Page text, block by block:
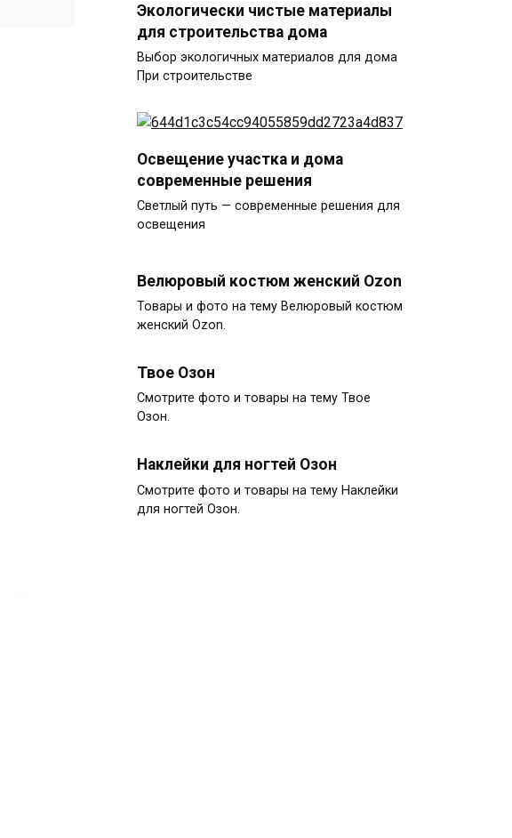
Экологически чистые материалы
для строительства дома
Выбор экологичных материалов для дома
При строительстве
Освещение участка и дома
современные решения
Светлый путь — современные решения для
освещения
Велюровый костюм женский Ozon
Товары и фото на тему Велюровый костюм
женский Ozon.
Твое Озон
Смотрите фото и товары на тему Твое
Озон.
Наклейки для ногтей Озон
Смотрите фото и товары на тему Наклейки
для ногтей Озон.